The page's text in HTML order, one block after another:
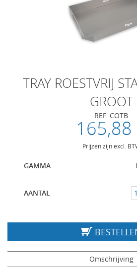
TRAY ROESTVRIJ
GROOT
REF. COTB
165,88
Prijzen zijn excl.
GAMMA
AANTAL
Omschrijving